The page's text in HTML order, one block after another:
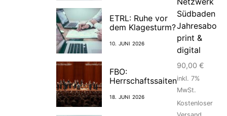
ETRL: Ruhe vor
dem Klagesturm?
10. JUNI 2026
FBO:
Herrschaftssaiten
18. JUNI 2026
Südbaden
Jahresabo
print &
digital
90,00 €
inkl. 7%
MwSt.
Kostenloser